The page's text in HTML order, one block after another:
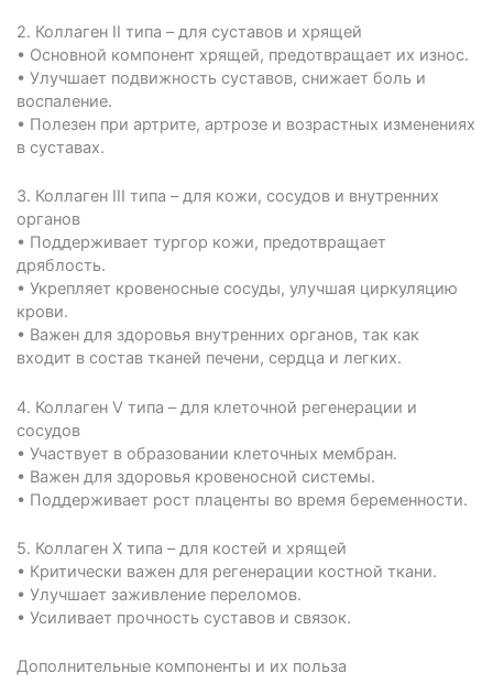
2.⁠ ⁠Коллаген II типа – для суставов и хрящей
• Основной компонент хрящей, предотвращает их износ.
• Улучшает подвижность суставов, снижает боль и
воспаление.
• Полезен при артрите, артрозе и возрастных изменениях
в суставах.
3.⁠ ⁠Коллаген III типа – для кожи, сосудов и внутренних
органов
• Поддерживает тургор кожи, предотвращает
дряблость.
• Укрепляет кровеносные сосуды, улучшая циркуляцию
крови.
• Важен для здоровья внутренних органов, так как
входит в состав тканей печени, сердца и легких.
4.⁠ ⁠Коллаген V типа – для клеточной регенерации и
сосудов
• Участвует в образовании клеточных мембран.
• Важен для здоровья кровеносной системы.
• Поддерживает рост плаценты во время беременности.
5.⁠ ⁠Коллаген X типа – для костей и хрящей
• Критически важен для регенерации костной ткани.
• Улучшает заживление переломов.
• Усиливает прочность суставов и связок.
Дополнительные компоненты и их польза